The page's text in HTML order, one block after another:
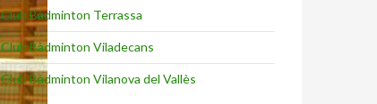
Club Bàdminton Terrassa
Club Bàdminton Viladecans
Club Bàdminton Vilanova del Vallès